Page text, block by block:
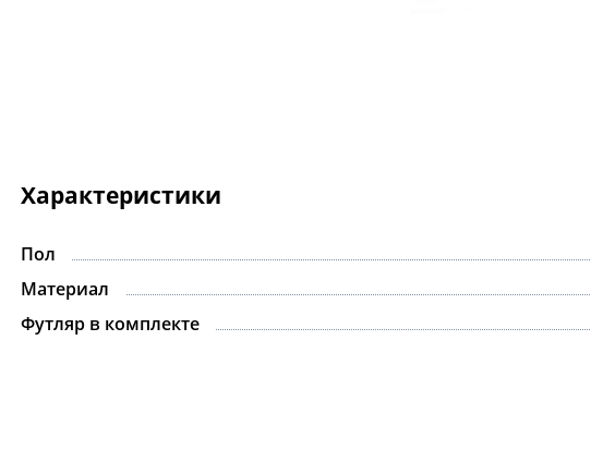
Характеристики
Пол
Материал
Футляр в комплекте